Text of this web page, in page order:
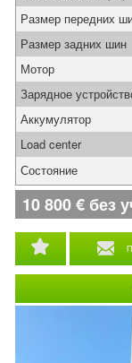
Размер передних
Размер задних шин
Мотор
Зарядное
Аккумулятор
Load center
Состояние
10 800€ без